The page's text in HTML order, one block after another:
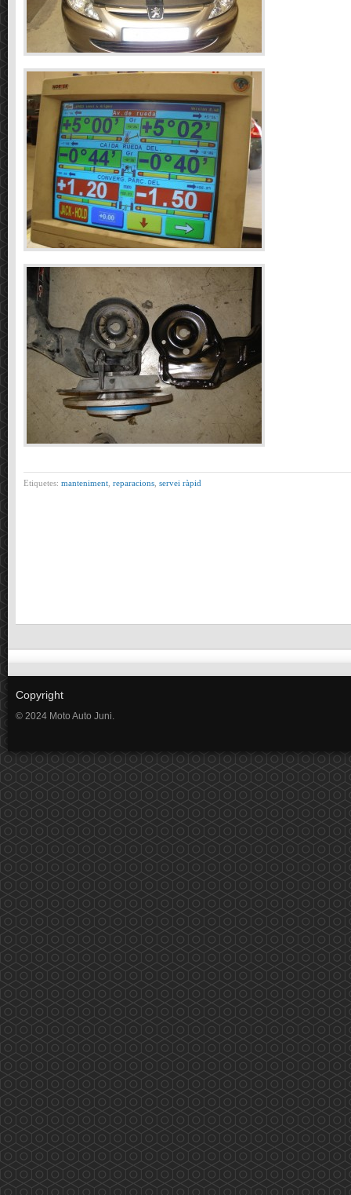
Etiquetes: manteniment reparacions servei ràpid
Copyright
© 2024 Moto Auto Juni.